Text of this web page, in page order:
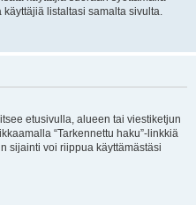
listaltasi samalta sivulta.
etusivulla, alueen tai viestiketjun
“Tarkennettu haku”-linkkiä
sijainti voi riippua käyttämästäsi